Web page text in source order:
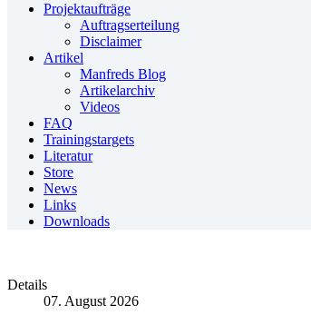
Projektaufträge
Auftragserteilung
Disclaimer
Artikel
Manfreds Blog
Artikelarchiv
Videos
FAQ
Trainingstargets
Literatur
Store
News
Links
Downloads
Details
07. August 2026